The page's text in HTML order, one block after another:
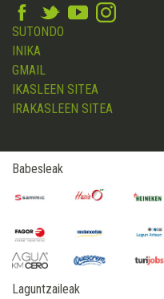
SUTONDO
INIKA
GMAIL
IKASLEEN SITEA
IRAKASLEEN SITEA
Babesleak
Laguntzaileak